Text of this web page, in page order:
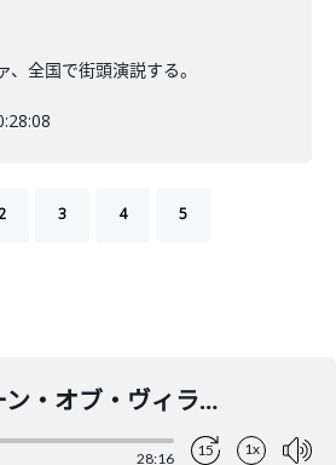
全国で街頭演説する。
2 3 4 5
#25 ザ・クイーン・オブ・ヴィランズ
28:16 15 1x